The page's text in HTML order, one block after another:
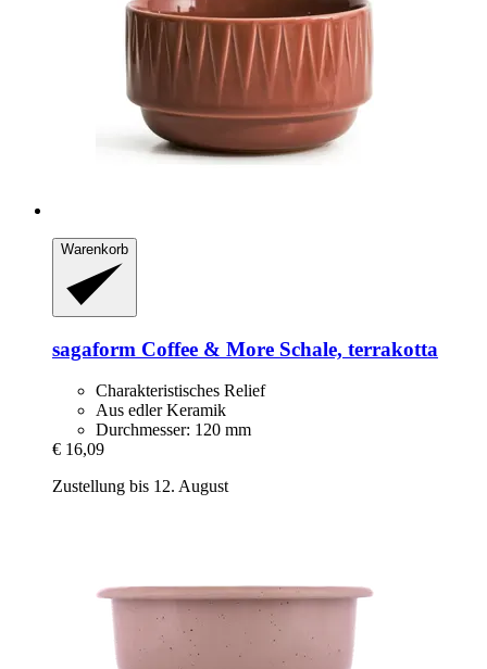
Warenkorb
sagaform Coffee & More Schale, terrakotta
Charakteristisches Relief
Aus edler Keramik
Durchmesser: 120 mm
€ 16,09
Zustellung bis 12. August